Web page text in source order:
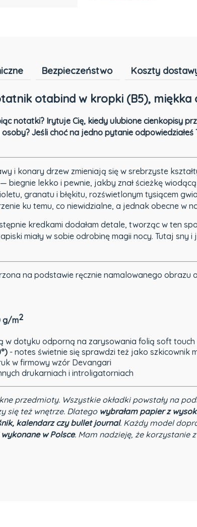
Bezpieczeństwo Koszty
otabind w kropki (B5), miękka
notatki? Irytuje Cię, kiedy ulubione cienkopisy
Jeśli choć na jedno pytanie odpowiedziałeś
i konary drzew zmieniają się w srebrzyste
biegnie lekko i pewnie, jakby znał ścieżkę
granatu i błękitu, rozświetlonym tysiącem
ku temu, co niewidzialne, a jednak obecne w
kredkami dodałam detale, tworząc w ten
miały w sobie odrobinę magii nocy. Tutaj sny
na podstawie ręcznie namalowanego obrazu
g/m2
w dotyku odporną na zarysowania folią soft touch
- notes świetnie się sprawdzi też jako szkicownik
w firmowy wzór Devangari
drukarniach i introligatorniach
przedmioty. Wszystkie okładki powstały na
się też wnętrze. Dlatego wybrałam papier z
kalendarz czy bullet journal. Każdy model
wykonane w Polsce. Mam nadzieję, że korzystanie